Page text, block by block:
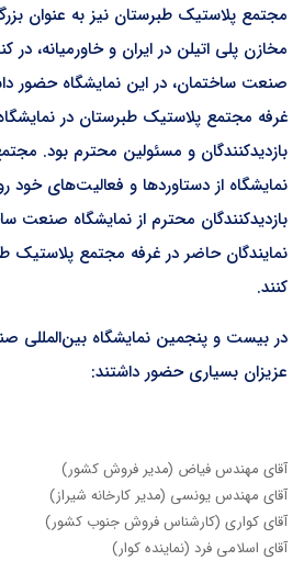
مجتمع پلاستیک طبرستان نیز به عنوان
مخازن پلی اتیلن در ایران و خاورمیانه، در
صنعت ساختمان، در این نمایشگاه حضور
غرفه مجتمع پلاستیک طبرستان در
بازدیدکنندگان و مسئولین محترم بود.
نمایشگاه از دستاوردها و فعالیت‌های خود
بازدیدکنندگان محترم از نمایشگاه صنعت
نمایندگان حاضر در غرفه مجتمع پلاستیک
کنند.
در بیست و پنجمین نمایشگاه بین‌المللی
عزیزان بسیاری حضور داشتند:
آقای مهندس فیاض (مدیر فروش کشور)
آقای مهندس یونسی (مدیر کارخانه شیراز)
آقای کواری (کارشناس فروش جنوب کشور)
آقای اسلامی فرد (نماینده کوار)